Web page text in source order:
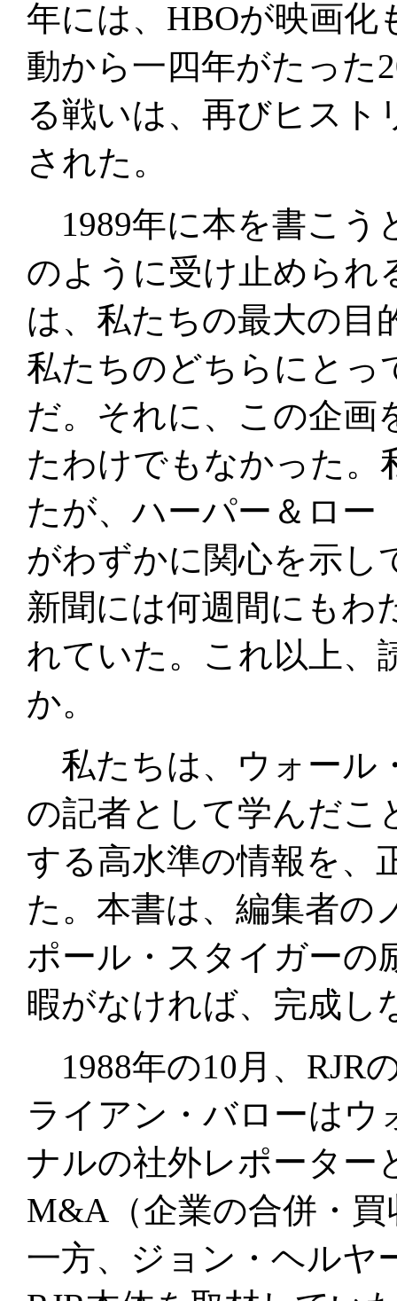
年には、HBOが映画化
動から一四年がたった
る戦いは、再びヒスト
された。
1989年に本を書こう
のように受け止められ
は、私たちの最大の目
私たちのどちらにとっ
だ。それに、この企画
たわけでもなかった。
たが、ハーパー＆ロー
がわずかに関心を示し
新聞には何週間にもわ
れていた。これ以上、
か。
私たちは、ウォール
の記者として学んだこ
する高水準の情報を、
た。本書は、編集者の
ポール・スタイガーの
暇がなければ、完成し
1988年の10月、RJR
ライアン・バローはウ
ナルの社外レポーター
M&A（企業の合併・
一方、ジョン・ヘルヤ